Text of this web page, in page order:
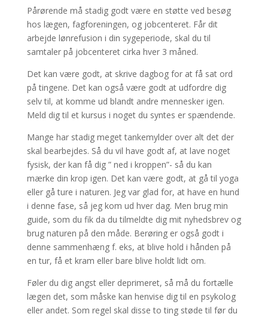
Pårørende må stadig godt være en støtte ved besøg
hos lægen, fagforeningen, og jobcenteret. Får dit
arbejde lønrefusion i din sygeperiode, skal du til
samtaler på jobcenteret cirka hver 3 måned.
Det kan være godt, at skrive dagbog for at få sat ord
på tingene. Det kan også være godt at udfordre dig
selv til, at komme ud blandt andre mennesker igen.
Meld dig til et kursus i noget du syntes er spændende.
Mange har stadig meget tankemylder over alt det der
skal bearbejdes. Så du vil have godt af, at lave noget
fysisk, der kan få dig ” ned i kroppen”- så du kan
mærke din krop igen. Det kan være godt, at gå til yoga
eller gå ture i naturen. Jeg var glad for, at have en hund
i denne fase, så jeg kom ud hver dag. Men brug min
guide, som du fik da du tilmeldte dig mit nyhedsbrev og
brug naturen på den måde. Berøring er også godt i
denne sammenhæng f. eks, at blive hold i hånden på
en tur, få et kram eller bare blive holdt lidt om.
Føler du dig angst eller deprimeret, så må du fortælle
lægen det, som måske kan henvise dig til en psykolog
eller andet. Som regel skal disse to ting støde til før du